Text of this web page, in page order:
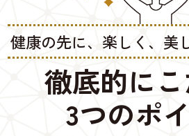
健康の先に、楽しく、美
徹底的に
3つのポ